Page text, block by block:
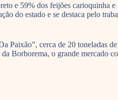
e 59% dos feijões carioquinha
do estado e se destaca pelo
Paixão”, cerca de 20 toneladas
Borborema, o grande mercado